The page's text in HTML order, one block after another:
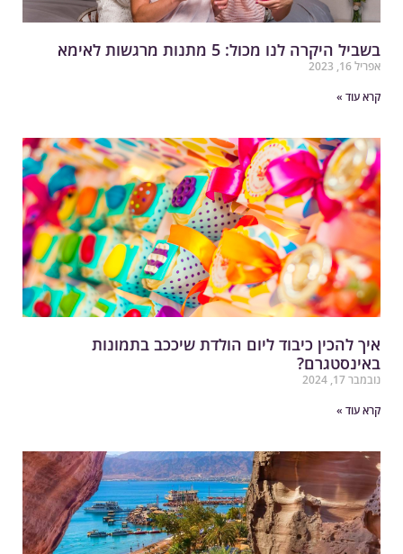
היקרה לנו מכול: 5 מתנות מרגשות לאימא
16, 2023
עוד »
להכין כיבוד ליום הולדת שיככב בתמונות
17, 2024
עוד »